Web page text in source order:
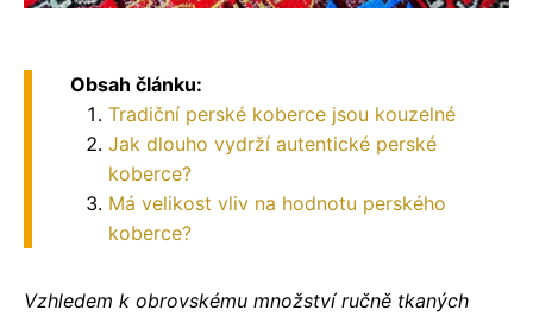
Obsah článku:
Tradiční perské koberce jsou kouzelné
Jak dlouho vydrží autentické perské
koberce?
Má velikost vliv na hodnotu perského
koberce?
Vzhledem k obrovskému množství ručně tkaných